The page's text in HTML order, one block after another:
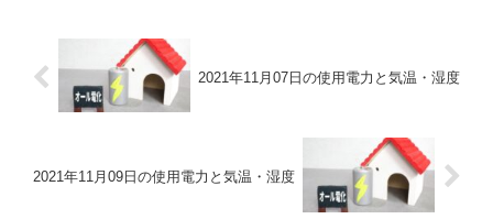
2021年11月07日の使用電力と気温・湿度
2021年11月09日の使用電力と気温・湿度